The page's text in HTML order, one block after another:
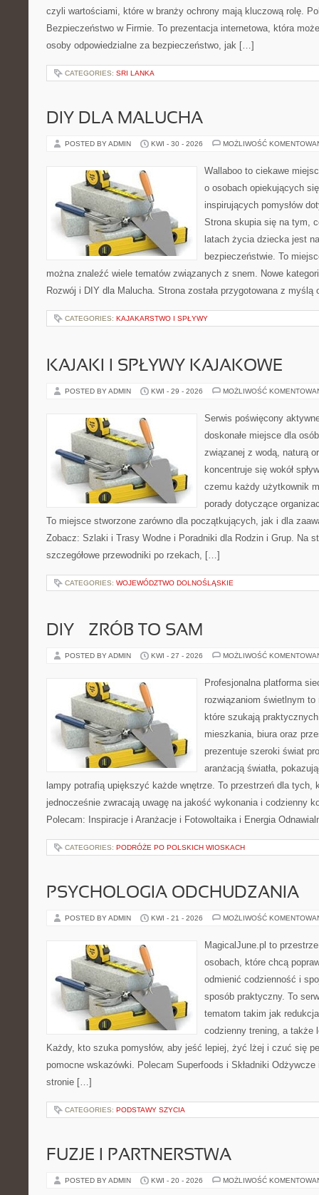
czyli wartościami, które w branży ochrony mają kluczową rolę.
Bezpieczeństwo w Firmie. To prezentacja internetowa, która
osoby odpowiedzialne za bezpieczeństwo, jak […]
CATEGORIES: SRI LANKA
DIY DLA MALUCHA
POSTED BY ADMIN KWI - 30 - 2026 MOŻLIWOŚĆ
Wallaboo to ciekawe
o osobach opiekujących
inspirujących pomysłów
Strona skupia się na tym,
latach życia dziecka jest
bezpieczeństwie. To
można znaleźć wiele tematów związanych z snem. Nowe
Rozwój i DIY dla Malucha. Strona została przygotowana z
CATEGORIES: KAJAKARSTWO I SPŁYWY
KAJAKI I SPŁYWY KAJAKOWE
POSTED BY ADMIN KWI - 29 - 2026 MOŻLIWOŚĆ
Serwis poświęcony
doskonałe miejsce dla
związanej z wodą, naturą
koncentruje się wokół
czemu każdy użytkownik
porady dotyczące
To miejsce stworzone zarówno dla początkujących, jak i dla
Zobacz: Szlaki i Trasy Wodne i Poradniki dla Rodzin i Grup. Na
szczegółowe przewodniki po rzekach, […]
CATEGORIES: WOJEWÓDZTWO DOLNOŚLĄSKIE
DIY – ZRÓB TO SAM
POSTED BY ADMIN KWI - 27 - 2026 MOŻLIWOŚĆ
Profesjonalna platforma
rozwiązaniom świetlnym
które szukają
mieszkania, biura oraz
prezentuje szeroki świat
aranżacją światła,
lampy potrafią upiększyć każde wnętrze. To przestrzeń dla tych,
jednocześnie zwracają uwagę na jakość wykonania i codzienny
Polecam: Inspiracje i Aranżacje i Fotowoltaika i Energia
CATEGORIES: PODRÓŻE PO POLSKICH WIOSKACH
PSYCHOLOGIA ODCHUDZANIA
POSTED BY ADMIN KWI - 21 - 2026 MOŻLIWOŚĆ
MagicalJune.pl to
osobach, które chcą
odmienić codzienność i
sposób praktyczny. To
tematom takim jak
codzienny trening, a także
Każdy, kto szuka pomysłów, aby jeść lepiej, żyć lżej i czuć się
pomocne wskazówki. Polecam Superfoods i Składniki
stronie […]
CATEGORIES: PODSTAWY SZYCIA
FUZJE I PARTNERSTWA
POSTED BY ADMIN KWI - 20 - 2026 MOŻLIWOŚĆ